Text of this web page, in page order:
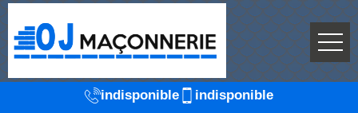
indisponible
indisponible